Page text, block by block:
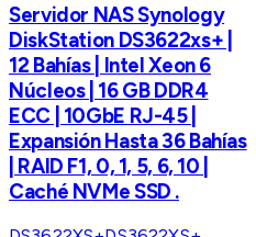
Servidor NAS Synology
DiskStation DS3622xs+ |
12 Bahías | Intel Xeon 6
Núcleos | 16 GB DDR4
ECC | 10GbE RJ-45 |
Expansión Hasta 36 Bahías
| RAID F1, 0, 1, 5, 6, 10 |
Caché NVMe SSD .